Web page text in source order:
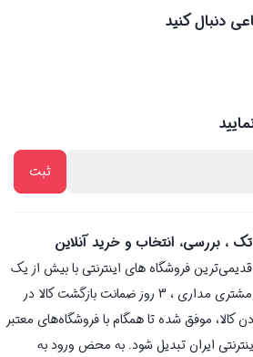
دنبال کنید
، بررسی، انتخاب و خرید آنلاین
فروشگاه های اینترنتی با بیش از یک
دهه تجربه، با پایبندی به اصل مشتری مداری ، 3 روز ضمانت بازگشت کالا در
موفق شده تا همگام با فروشگاه‌های معتبر
ایران تبدیل شود. به محض ورود به